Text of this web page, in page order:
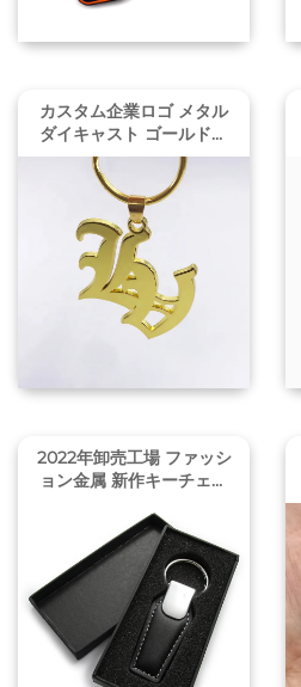
カスタム企業ロゴ メタル
ダイキャスト ゴールドレ
ターキーチェーンメーカー
2022年卸売工場 ファッシ
ョン金属 新作キーチェー
ーロゴ ギフトボックス付
きカスタムキーリング